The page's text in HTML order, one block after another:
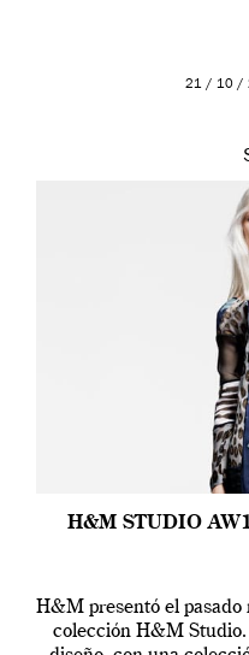
21 / 10 /
H&M STUDIO
H&M presentó el pasado
colección H&M Studio.